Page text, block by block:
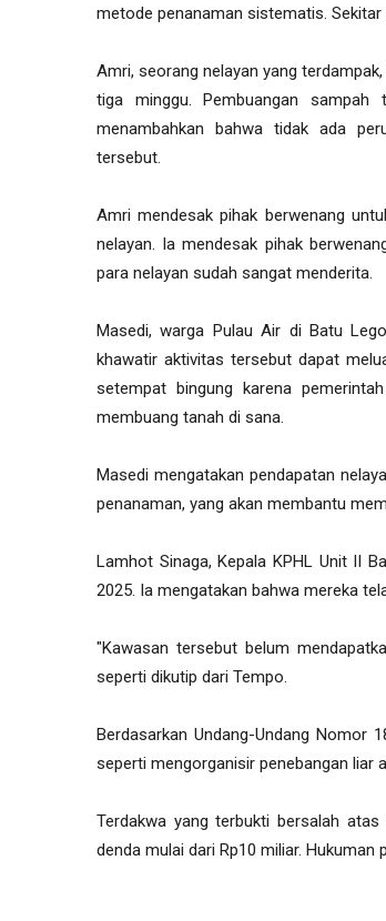
metode penanaman sistematis.
Amri, seorang nelayan yang
tiga minggu. Pembuangan
menambahkan bahwa tidak ada
tersebut.
Amri mendesak pihak berwenang
nelayan. Ia mendesak pihak
para nelayan sudah sangat menderita.
Masedi, warga Pulau Air di Batu
khawatir aktivitas tersebut dapat
setempat bingung karena
membuang tanah di sana.
Masedi mengatakan pendapatan
penanaman, yang akan membantu
Lamhot Sinaga, Kepala KPHL Unit II
2025. Ia mengatakan bahwa mereka
"Kawasan tersebut belum
seperti dikutip dari Tempo.
Berdasarkan Undang-Undang Nomor
seperti mengorganisir penebangan liar
Terdakwa yang terbukti bersalah
denda mulai dari Rp10 miliar.